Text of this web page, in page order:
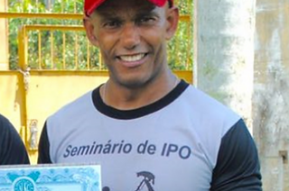
criamos os cães de raça pura com mais saúde
longevidade....